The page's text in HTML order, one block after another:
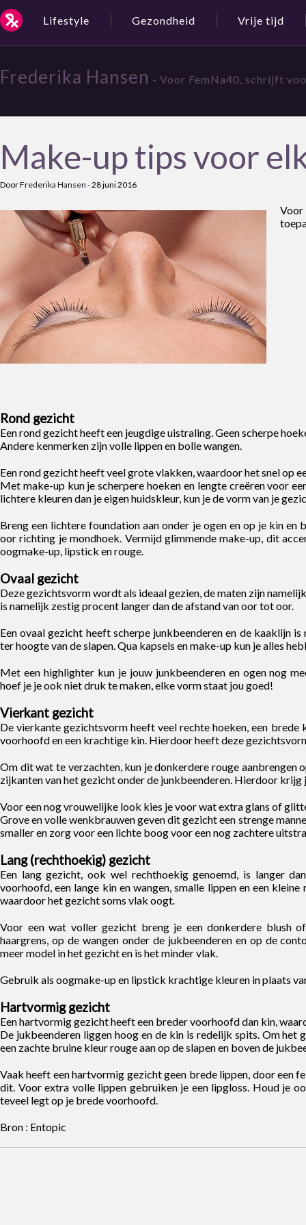
Lifestyle Gezondheid Vrije tijd
Frederika Hansen - Voor FemNa40, schrijft
Make-up tips voor
DoorFrederika Hansen -28 juni 2016
Rond gezicht
Een rond gezicht heeft een jeugdige uistraling. Geen scherpe
Andere kenmerken zijn volle lippen en bolle wangen.
Een rond gezicht heeft veel grote vlakken, waardoor het snel op
Met make-up kun je scherpere hoeken en lengte creëren voor
lichtere kleuren dan je eigen huidskleur, kun je de vorm van je
Breng een lichtere foundation aan onder je ogen en op je kin en
oor richting je mondhoek. Vermijd glimmende make-up, dit
oogmake-up, lipstick en rouge.
Ovaal gezicht
Deze gezichtsvorm wordt als ideaal gezien, de maten zijn
is namelijk zestig procent langer dan de afstand van oor tot oor.
Een ovaal gezicht heeft scherpe junkbeenderen en de kaaklijn
ter hoogte van de slapen. Qua kapsels en make-up kun je alles
Met een highlighter kun je jouw junkbeenderen en ogen nog
hoef je je ook niet druk te maken, elke vorm staat jou goed!
Vierkant gezicht
De vierkante gezichtsvorm heeft veel rechte hoeken, een brede
voorhoofd en een krachtige kin. Hierdoor heeft deze
Om dit wat te verzachten, kun je donkerdere rouge aanbrengen
zijkanten van het gezicht onder de junkbeenderen. Hierdoor krijg
Voor een nog vrouwelijke look kies je voor wat extra glans of
Grove en volle wenkbrauwen geven dit gezicht een strenge
smaller en zorg voor een lichte boog voor een nog zachtere
Lang (rechthoekig) gezicht
Een lang gezicht, ook wel rechthoekig genoemd, is langer
voorhoofd, een lange kin en wangen, smalle lippen en een
waardoor het gezicht soms vlak oogt.
Voor een wat voller gezicht breng je een donkerdere blush
haargrens, op de wangen onder de jukbeenderen en op de
meer model in het gezicht en is het minder vlak.
Gebruik als oogmake-up en lipstick krachtige kleuren in plaats
Hartvormig gezicht
Een hartvormig gezicht heeft een breder voorhoofd dan kin,
De jukbeenderen liggen hoog en de kin is redelijk spits. Om
een zachte bruine kleur rouge aan op de slapen en boven de
Vaak heeft een hartvormig gezicht geen brede lippen, door een
dit. Voor extra volle lippen gebruiken je een lipgloss. Houd je
teveel legt op je brede voorhoofd.
Bron : Entopic